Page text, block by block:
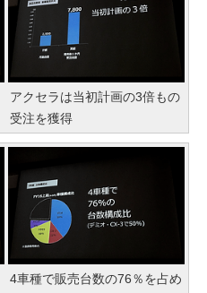
アクセラは当初計画の3倍もの
受注を獲得
4車種で販売台数の76％を占め